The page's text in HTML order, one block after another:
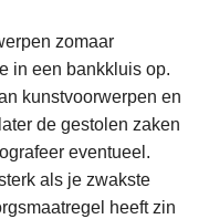
zomaar
in een bankkluis op.
kunstvoorwerpen en
de gestolen zaken
eventueel.
als je zwakste
heeft zin